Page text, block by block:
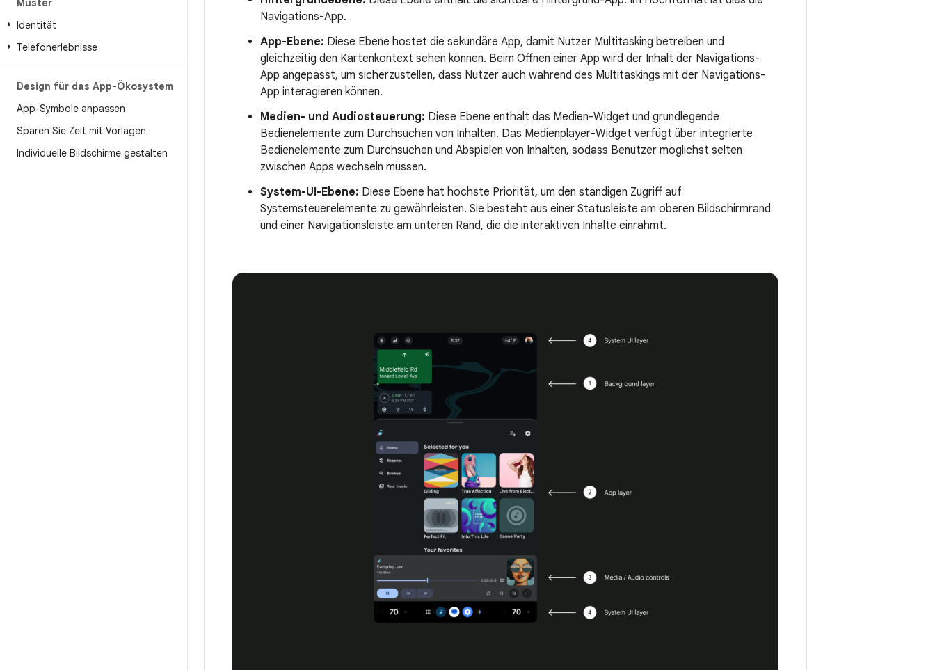
Muster
Identität
Telefonerlebnisse
Design für das App-Ökosystem
App-Symbole anpassen
Sparen Sie Zeit mit Vorlagen
Individuelle Bildschirme gestalten
Navigations-App.
App-Ebene: Diese Ebene hostet die sekundäre App, damit Nutzer Multitasking betreiben und
gleichzeitig den Kartenkontext sehen können. Beim Öffnen einer App wird der Inhalt der Navigations-
App angepasst, um sicherzustellen, dass Nutzer auch während des Multitaskings mit der Navigations-
App interagieren können.
Medien- und Audiosteuerung: Diese Ebene enthält das Medien-Widget und grundlegende
Bedienelemente zum Durchsuchen von Inhalten. Das Medienplayer-Widget verfügt über integrierte
Bedienelemente zum Durchsuchen und Abspielen von Inhalten, sodass Benutzer möglichst selten
zwischen Apps wechseln müssen.
System-UI-Ebene: Diese Ebene hat höchste Priorität, um den ständigen Zugriff auf
Systemsteuerelemente zu gewährleisten. Sie besteht aus einer Statusleiste am oberen Bildschirmrand
und einer Navigationsleiste am unteren Rand, die die interaktiven Inhalte einrahmt.